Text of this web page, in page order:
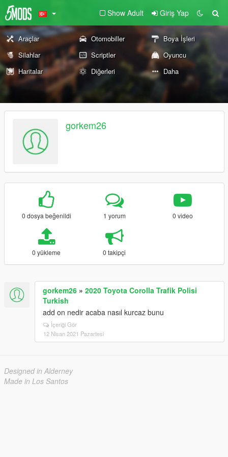
Show Adult Giriş Yap
Araçlar Otomobiller
Boya İşleri
Silahlar
Scriptler
Oyuncu
Haritalar
Diğerleri Daha
gorkem26
0 dosya beğenildi 1 yorum 0 video
0 yükleme 0 takipçi
gorkem26 » 2020 Toyota Corolla Trafik Polisi
Turkish
add on nedir acaba nasıl kurcaz bunu
İçeriği Gör
12 Nisan 2021 Pazartesi
Designed in Alderney
Made in Los Santos